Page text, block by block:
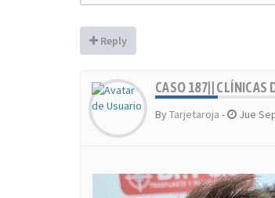
Reply
CASO 187|| CLÍNICAS
ByTarjetaroja - Jue